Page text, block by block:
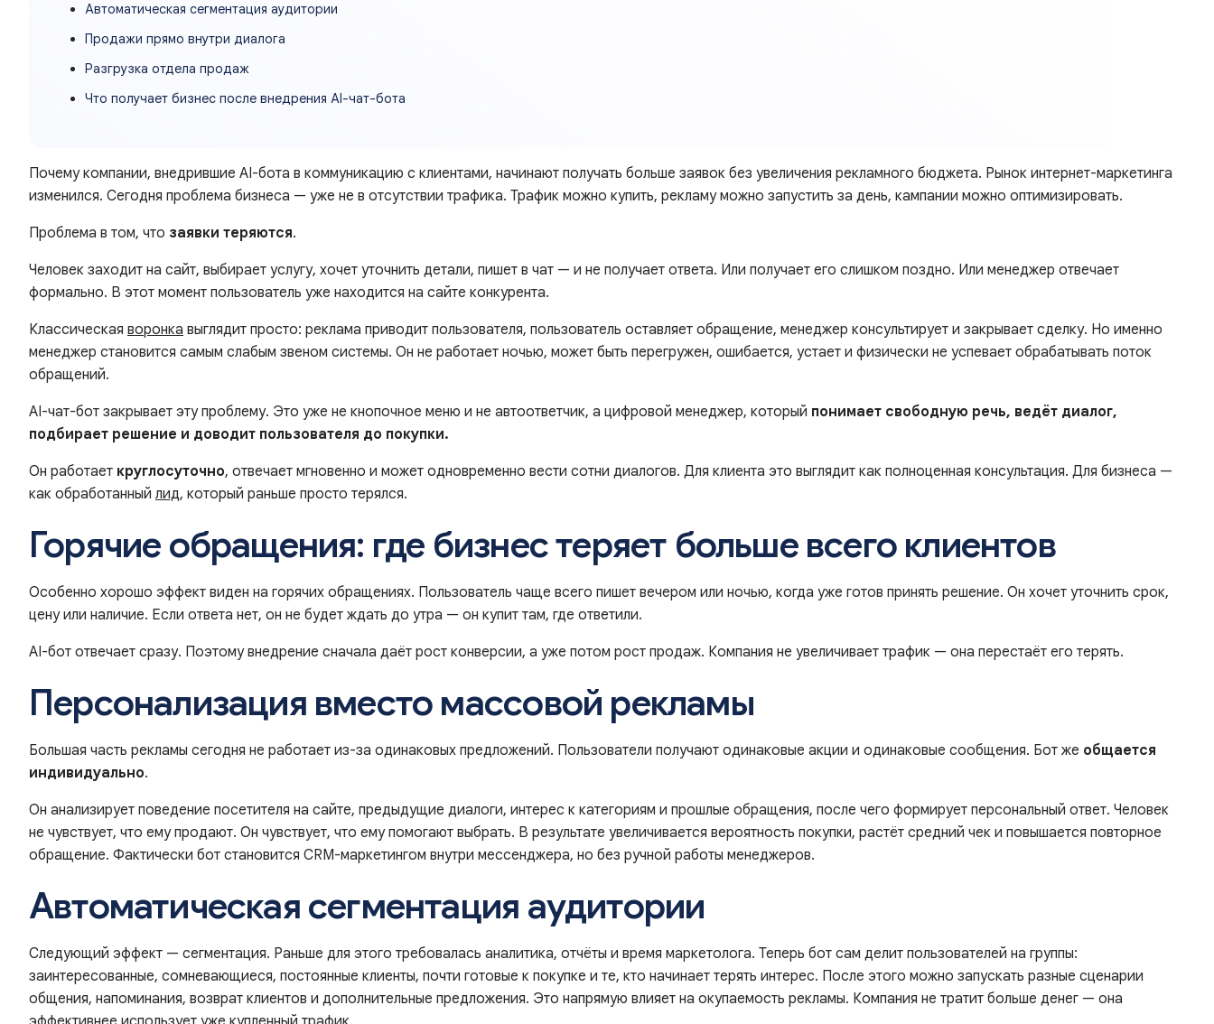
Автоматическая сегментация аудитории
Продажи прямо внутри диалога
Разгрузка отдела продаж
Что получает бизнес после внедрения AI-чат-бота
Почему компании, внедрившие AI-бота в коммуникацию с клиентами, начинают получать больше заявок без увеличения рекламного бюджета. Рынок интернет-маркетинга
изменился. Сегодня проблема бизнеса — уже не в отсутствии трафика. Трафик можно купить, рекламу можно запустить за день, кампании можно оптимизировать.
Проблема в том, что заявки теряются.
Человек заходит на сайт, выбирает услугу, хочет уточнить детали, пишет в чат — и не получает ответа. Или получает его слишком поздно. Или менеджер отвечает
формально. В этот момент пользователь уже находится на сайте конкурента.
Классическая воронка выглядит просто: реклама приводит пользователя, пользователь оставляет обращение, менеджер консультирует и закрывает сделку. Но именно
менеджер становится самым слабым звеном системы. Он не работает ночью, может быть перегружен, ошибается, устает и физически не успевает обрабатывать поток
обращений.
AI-чат-бот закрывает эту проблему. Это уже не кнопочное меню и не автоответчик, а цифровой менеджер, который понимает свободную речь, ведёт диалог,
подбирает решение и доводит пользователя до покупки.
Он работает круглосуточно, отвечает мгновенно и может одновременно вести сотни диалогов. Для клиента это выглядит как полноценная консультация. Для бизнеса —
как обработанный лид, который раньше просто терялся.
Горячие обращения: где бизнес теряет больше всего клиентов
Особенно хорошо эффект виден на горячих обращениях. Пользователь чаще всего пишет вечером или ночью, когда уже готов принять решение. Он хочет уточнить срок,
цену или наличие. Если ответа нет, он не будет ждать до утра — он купит там, где ответили.
AI-бот отвечает сразу. Поэтому внедрение сначала даёт рост конверсии, а уже потом рост продаж. Компания не увеличивает трафик — она перестаёт его терять.
Персонализация вместо массовой рекламы
Большая часть рекламы сегодня не работает из-за одинаковых предложений. Пользователи получают одинаковые акции и одинаковые сообщения. Бот же общается
индивидуально.
Он анализирует поведение посетителя на сайте, предыдущие диалоги, интерес к категориям и прошлые обращения, после чего формирует персональный ответ. Человек
не чувствует, что ему продают. Он чувствует, что ему помогают выбрать. В результате увеличивается вероятность покупки, растёт средний чек и повышается повторное
обращение. Фактически бот становится CRM-маркетингом внутри мессенджера, но без ручной работы менеджеров.
Автоматическая сегментация аудитории
Следующий эффект — сегментация. Раньше для этого требовалась аналитика, отчёты и время маркетолога. Теперь бот сам делит пользователей на группы:
заинтересованные, сомневающиеся, постоянные клиенты, почти готовые к покупке и те, кто начинает терять интерес. После этого можно запускать разные сценарии
общения, напоминания, возврат клиентов и дополнительные предложения. Это напрямую влияет на окупаемость рекламы. Компания не тратит больше денег — она